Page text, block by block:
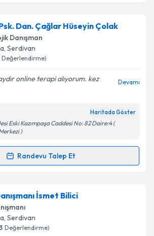
Gizem Doğa Özleniçin randevu
oluşturun. Size bu uzmandan randevu
takvim hazırlandığında e-posta ile
işlenmesine ilişkinAydınlatma
okudum ve kişisel verilerimin belirtilen
işlenmesini kabul ediyorum.
Dan. Çağlar Hüseyin Çolak
Danışman
, Serdivan
Değerlendirme)
online terapi alıyorum. kez
Devamı
Haritada Göster
Eski Kazımpaşa Caddesi No: 82 Daire:4 (
)
Randevu Talep Et
Talebi
Çağlar Hüseyin Çolak
oluşturun. Size bu uzmandan randevu
takvim hazırlandığında e-posta ile
İsmet Bilici
, Serdivan
Değerlendirme)